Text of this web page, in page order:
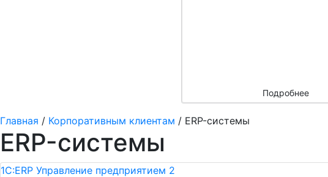
Подробнее
Главная / Корпоративным клиентам / ERP-системы
ERP-системы
1С:ERP Управление предприятием 2